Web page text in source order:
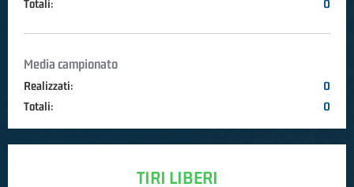
Totali: 0
Media campionato
Realizzati:
0
Totali:
0
TIRI LIBERI